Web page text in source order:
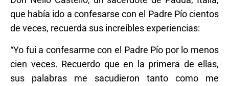
que había ido a confesarse con el Padre Pío cientos
de veces, recuerda sus increíbles experiencias:
“Yo fui a confesarme con el Padre Pío por lo menos
cien veces. Recuerdo que en la primera de ellas,
sus palabras me sacudieron tanto como me